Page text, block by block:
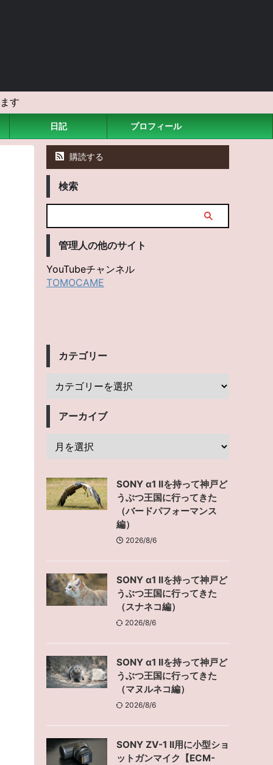
す
日記 プロフィール
購読する
検索
管理人の他のサイト
YouTubeチャンネル
TOMOCAME
カテゴリー
アーカイブ
SONY α1 IIを持って神戸ど
うぶつ王国に行ってきた
（バードパフォーマンス
編）
2026/8/6
SONY α1 IIを持って神戸ど
うぶつ王国に行ってきた
（スナネコ編）
2026/8/6
SONY α1 IIを持って神戸ど
うぶつ王国に行ってきた
（マヌルネコ編）
2026/8/6
SONY ZV-1 II用に小型ショ
ットガンマイク【ECM-